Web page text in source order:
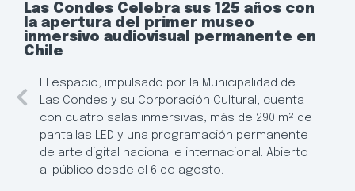
Las Condes Celebra sus 125 años con
la apertura del primer museo
inmersivo audiovisual permanente en
Chile
El espacio, impulsado por la Municipalidad de
Las Condes y su Corporación Cultural, cuenta
con cuatro salas inmersivas, más de 290 m² de
pantallas LED y una programación permanente
de arte digital nacional e internacional. Abierto
al público desde el 6 de agosto.